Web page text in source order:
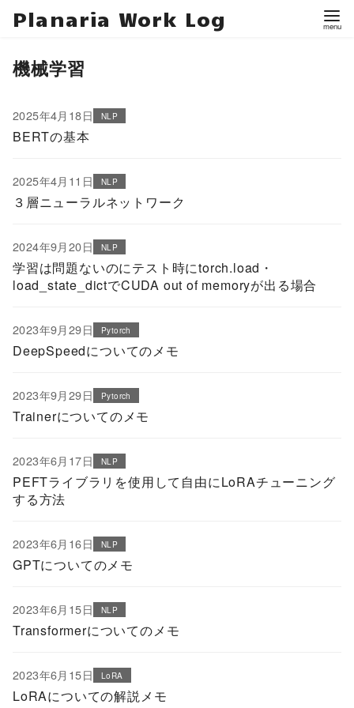
Planaria Work Log
機械学習
2025年4月18日 NLP
BERTの基本
2025年4月11日 NLP
３層ニューラルネットワーク
2024年9月20日 NLP
学習は問題ないのにテスト時にtorch.load・
load_state_dictでCUDA out of memoryが出る場合
2023年9月29日 Pytorch
DeepSpeedについてのメモ
2023年9月29日 Pytorch
Trainerについてのメモ
2023年6月17日 NLP
PEFTライブラリを使用して自由にLoRAチューニング
する方法
2023年6月16日 NLP
GPTについてのメモ
2023年6月15日 NLP
Transformerについてのメモ
2023年6月15日 LoRA
LoRAについての解説メモ